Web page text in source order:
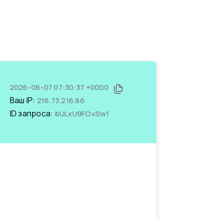
2026-08-07 07:30:37 +0000
Ваш IP: 216.73.216.86
ID запроса: bULxU9FOvSw1